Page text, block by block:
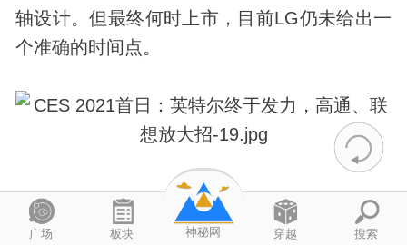
轴设计。但最终何时上市，目前LG仍未给出一
个准确的时间点。
另外，LG还带来了一款55英寸的透明OLED电
广场 板块 神秘网 穿越 搜索